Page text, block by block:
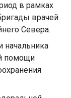
в рамках
врачей
Севера.
начальника
помощи